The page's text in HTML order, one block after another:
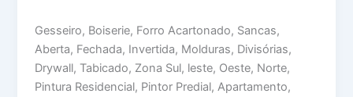
Gesseiro, Boiserie, Forro Acartonado, Sancas,
Aberta, Fechada, Invertida, Molduras, Divisórias,
Drywall, Tabicado, Zona Sul, leste, Oeste, Norte,
Pintura Residencial, Pintor Predial, Apartamento,